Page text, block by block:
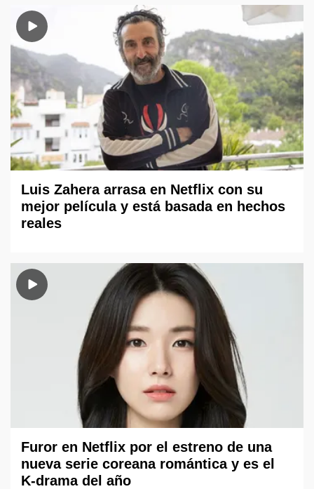
Luis Zahera arrasa en Netflix con su
mejor película y está basada en hechos
reales
Furor en Netflix por el estreno de una
nueva serie coreana romántica y es el
K-drama del año